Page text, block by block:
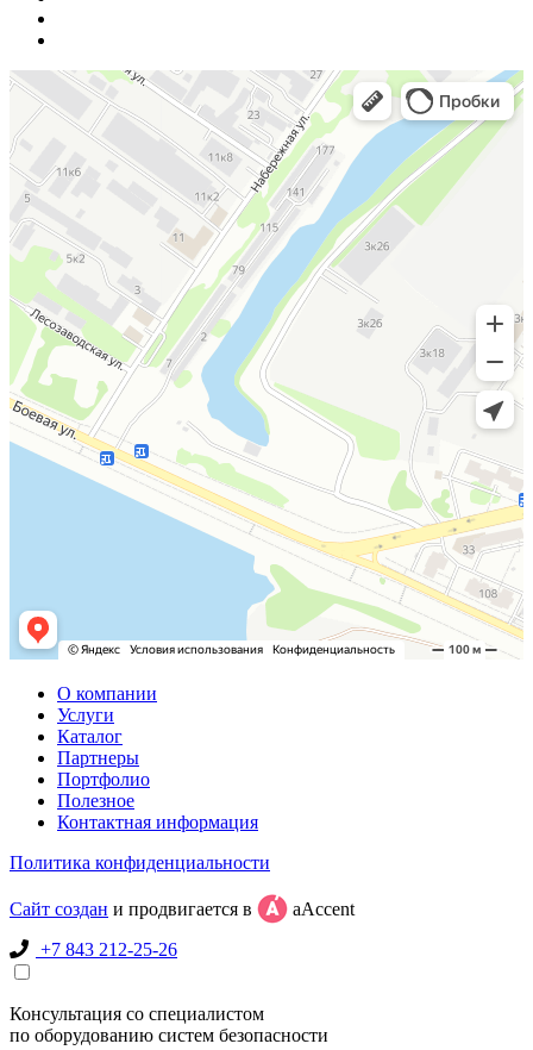
О компании
Услуги
Каталог
Партнеры
Портфолио
Полезное
Контактная информация
Политика конфиденциальности
Сайт создан и продвигается в
aAccent
+7 843 212-25-26
Консультация со специалистом
по оборудованию систем безопасности